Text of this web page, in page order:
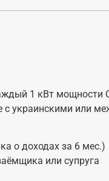
1 кВт мощности
с украинскими или
о доходах за 6 мес.)
или супруга